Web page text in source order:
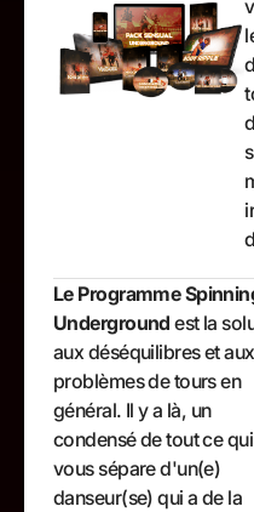
Le Programme
Undergroundest la
aux déséquilibres et aux
problèmes de tours en
général. Il y a là, un
condensé de tout ce qui
vous sépare d'un(e)
danseur(se) qui a de la